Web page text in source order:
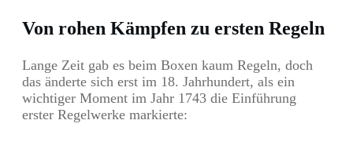
Von rohen Kämpfen zu ersten Regeln
Lange Zeit gab es beim Boxen kaum Regeln, doch
das änderte sich erst im 18. Jahrhundert, als ein
wichtiger Moment im Jahr 1743 die Einführung
erster Regelwerke markierte: